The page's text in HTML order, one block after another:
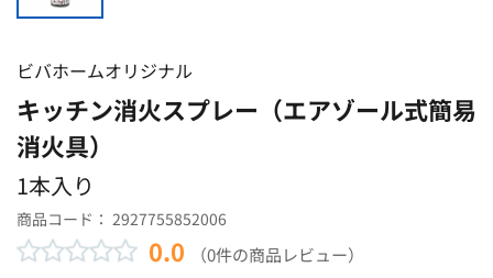
ビバホームオリジナル
キッチン消火スプレー（エアゾール式簡易
消火具）
1本入り
商品コード： 2927755852006
0.0 （0件の商品レビュー）